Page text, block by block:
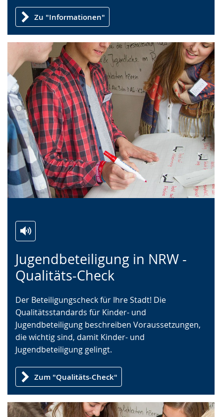
Zu "Informationen"
Jugendbeteiligung in NRW -
Qualitäts-Check
Leichten
Sprache
wechseln.
Audio-
Unterstützung.
Video
in
Deutscher
Gebärdensprache
wird
angezeigt.
Der Beteiligungscheck für Ihre Stadt! Die
Qualitätsstandards für Kinder- und
Jugendbeteiligung beschreiben Voraussetzungen,
die wichtig sind, damit Kinder- und
Jugendbeteiligung gelingt.
Zum "Qualitäts-Check"